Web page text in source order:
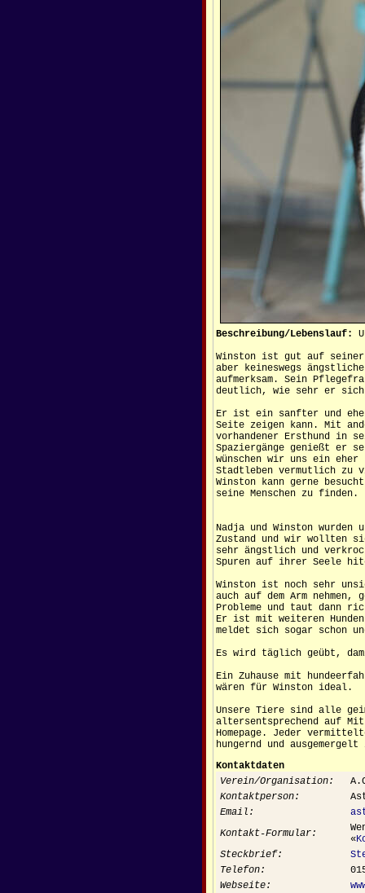
Beschreibung/Lebenslauf:
Winston ist gut auf
aber keineswegs
aufmerksam. Sein
deutlich, wie sehr er sich
Er ist ein sanfter und
Seite zeigen kann. Mit
vorhandener Ersthund in
Spaziergänge genießt er
wünschen wir uns ein
Stadtleben vermutlich zu
Winston kann gerne
seine Menschen zu finden.
Nadja und Winston wurden
Zustand und wir wollten
sehr ängstlich und
Spuren auf ihrer Seele
Winston ist noch sehr
auch auf dem Arm
Probleme und taut dann
Er ist mit weiteren Hunden
meldet sich sogar schon
Es wird täglich geübt,
Ein Zuhause mit
wären für Winston ideal.
Unsere Tiere sind alle
altersentsprechend auf
Homepage. Jeder
hungernd und
Kontaktdaten
Verein/Organisation:
Kontaktperson:
Email:
Kontakt-Formular:
«
Steckbrief:
Telefon:
Webseite: